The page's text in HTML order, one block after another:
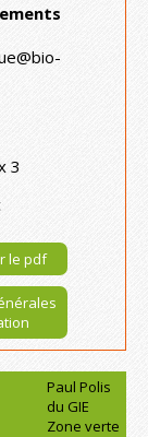
3
le pdf
Paul Polis
du GIE
Zone verte